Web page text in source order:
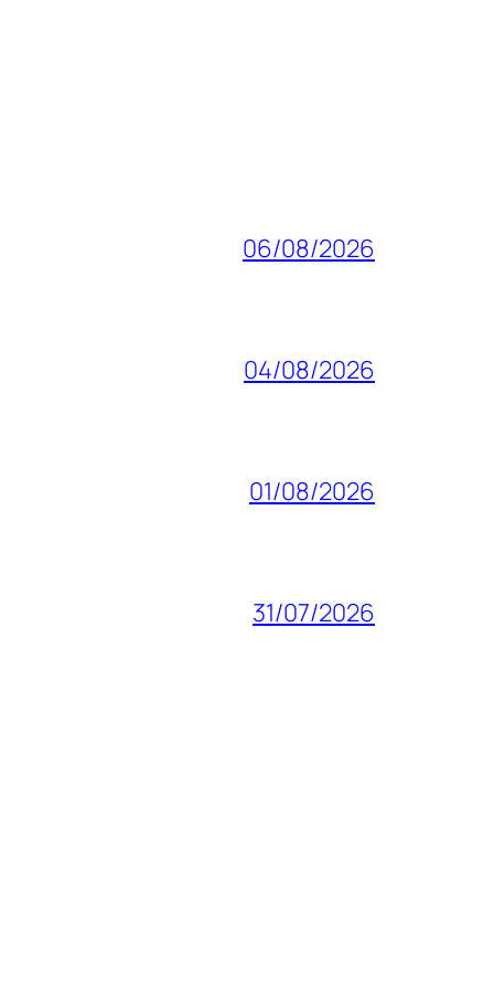
06/08/2026
04/08/2026
01/08/2026
31/07/2026